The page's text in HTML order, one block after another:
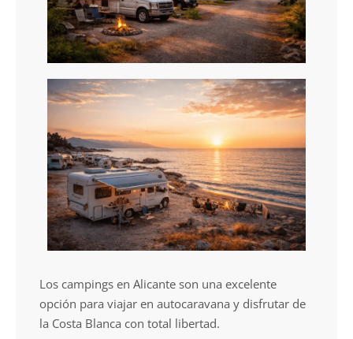
Los campings en Alicante son una excelente
opción para viajar en autocaravana y disfrutar de
la Costa Blanca con total libertad.